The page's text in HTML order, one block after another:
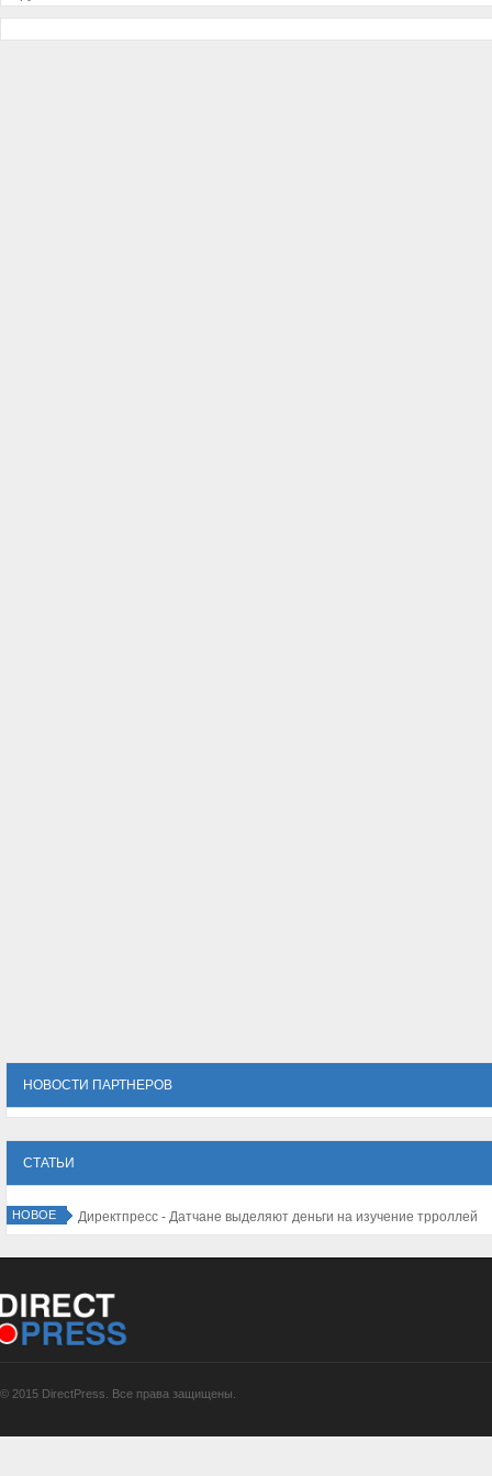
НОВОСТИ ПАРТНЕРОВ
СТАТЬИ
НОВОЕ Директпресс -
© 2015 DirectPress. Все права защищены.